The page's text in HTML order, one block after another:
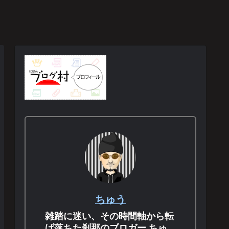
ちゅう
雑踏に迷い、その時間軸から転